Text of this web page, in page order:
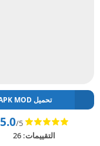
تحميل APK MOD
5.0/5
التقييمات: 26